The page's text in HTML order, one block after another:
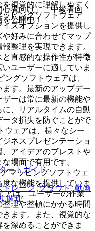
視覚的に理解しやすく
ッピングソフトウェア
ズオプションを提供し
好みに合わせてマップ
整理を実現できます。
と直感的な操作性が特徴
ユーザーに適していま
ングソフトウェアは、
す。最新のアップデー
ザーは常に最新の機能や
、リアルタイムの自動
タ損失を防ぐことがで
ウェアは、様々なシー
ネスプレゼンテーショ
、アイデアのブレストや
場面で有用です。
マッピングソフトウェ
な機能を提供していま
アは、ユーザーの作業
理や整頓にかかる時間
ます。また、視覚的な
深めることができま
者向け」「中級者向
公開中！
ートガイド
トレージ ,クラウド,動画
関連